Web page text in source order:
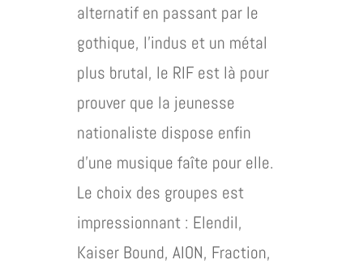
alternatif en passant par le
gothique, l’indus et un métal
plus brutal, le RIF est là pour
prouver que la jeunesse
nationaliste dispose enfin
d’une musique faîte pour elle.
Le choix des groupes est
impressionnant : Elendil,
Kaiser Bound, AION, Fraction,